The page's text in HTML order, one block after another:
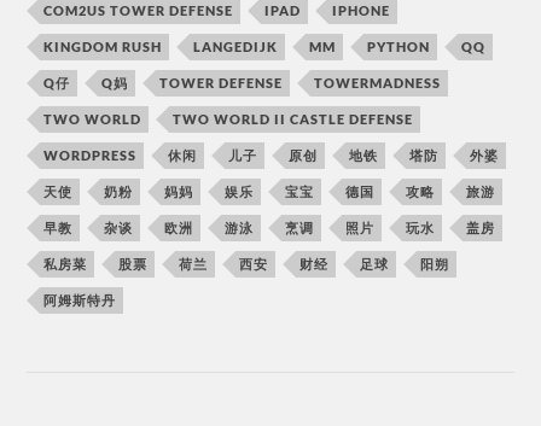
COM2US TOWER DEFENSE IPAD IPHONE
KINGDOM RUSH LANGEDIJK MM PYTHON QQ
Q仔 Q妈 TOWER DEFENSE TOWERMADNESS
TWO WORLD TWO WORLD II CASTLE DEFENSE
WORDPRESS 休闲 儿子 原创 地铁 塔防 外婆
天使 奶粉 妈妈 娱乐 宝宝 德国 攻略 旅游
早教 杂谈 欧洲 游泳 烹调 照片 玩水 盖房
私房菜 股票 荷兰 西安 财经 足球 阳朔
阿姆斯特丹